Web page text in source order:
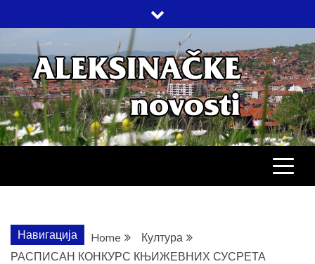
to
content
НОВОСТИ
ДРУШТВО, КУЛТУРА, ЕКОНОМИЈА,
СПОРТ, ПОСЛОВНИ ИМЕНИК,
Навигација Home
Култура
РАСПИСАН КОНКУРС КЊИЖЕВНИХ СУСРЕТА